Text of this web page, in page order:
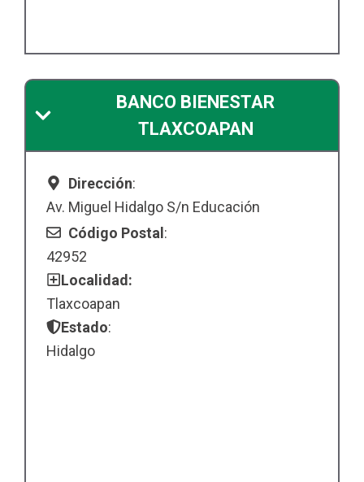
BANCO BIENESTAR
TLAXCOAPAN
Dirección:
Av. Miguel Hidalgo S/n Educación
Código Postal:
42952
Localidad:
Tlaxcoapan
Estado:
Hidalgo